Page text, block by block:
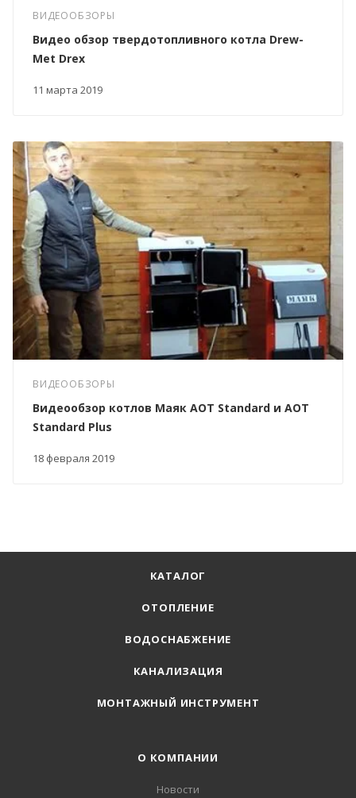
ВИДЕООБЗОРЫ
11 марта 2019
Видео обзор твердотопливного котла Drew-
Met Drex
ВИДЕООБЗОРЫ
18 февраля 2019
Видеообзор котлов Маяк АОТ Standard и AOT
Standard Plus
КАТАЛОГ
ОТОПЛЕНИЕ
ВОДОСНАБЖЕНИЕ
КАНАЛИЗАЦИЯ
МОНТАЖНЫЙ ИНСТРУМЕНТ
О КОМПАНИИ
Новости